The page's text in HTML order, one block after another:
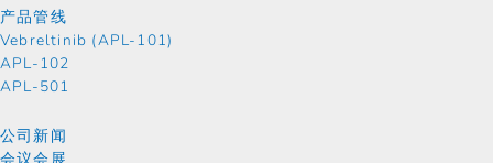
产品管线
Vebreltinib (APL-101)
APL-102
APL-501
公司新闻